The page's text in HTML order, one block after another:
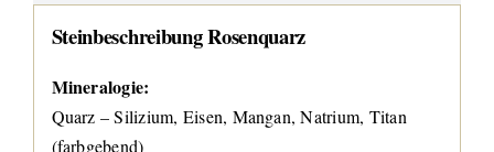
Steinbeschreibung Rosenquarz
Mineralogie:
Quarz – Silizium, Eisen, Mangan, Natrium, Titan
(farbgebend)